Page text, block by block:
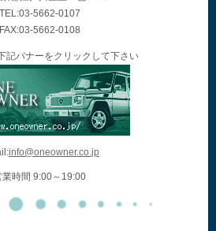
TEL:03-5662-0107
FAX:03-5662-0108
記バナーをクリックして下さい
info@oneowner.co.jp
業時間 9:00～19:00